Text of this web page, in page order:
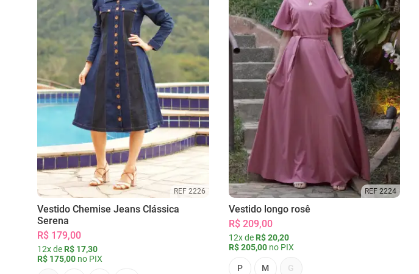
REF 2226
Vestido Chemise Jeans Clássica
Serena
R$ 179,00
12x de R$ 17,30
R$ 175,00 no PIX
REF 2224
Vestido longo rosê
R$ 209,00
12x de R$ 20,20
R$ 205,00no PIX
P M G